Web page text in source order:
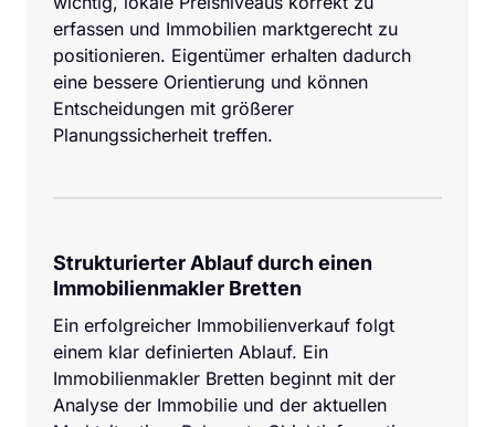
erfassen und Immobilien marktgerecht zu
positionieren. Eigentümer erhalten dadurch
eine bessere Orientierung und können
Entscheidungen mit größerer
Planungssicherheit treffen.
Strukturierter Ablauf durch einen
Immobilienmakler Bretten
Ein erfolgreicher Immobilienverkauf folgt
einem klar definierten Ablauf. Ein
Immobilienmakler Bretten beginnt mit der
Analyse der Immobilie und der aktuellen